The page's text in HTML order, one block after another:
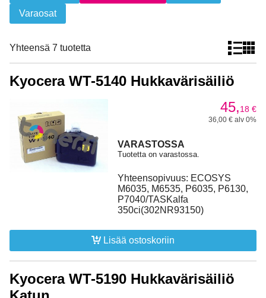
Varaosat
Yhteensä 7 tuotetta
Kyocera WT-5140 Hukkavärisäiliö
45,18 €
36,00 € alv 0%
VARASTOSSA
Tuotetta on varastossa.
Yhteensopivuus: ECOSYS
M6035, M6535, P6035, P6130,
P7040/TASKalfa
350ci(302NR93150)
Lisää ostoskoriin
Kyocera WT-5190 Hukkavärisäiliö